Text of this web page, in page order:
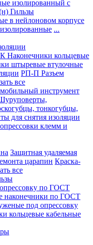
изолированный с
Гильзы
в нейлоновом корпусе
...
Наконечники кольцевые
штыревые втулочные
РП-П Разъем
все
инструмент
тонкогубцы,
для снятия изоляции
клемм и
Защитная удаляемая
царапин Краска-
все
по ГОСТ
по ГОСТ
под опрессовку
кольцевые кабельные